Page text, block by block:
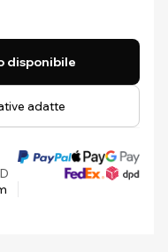
disponibile
adatte